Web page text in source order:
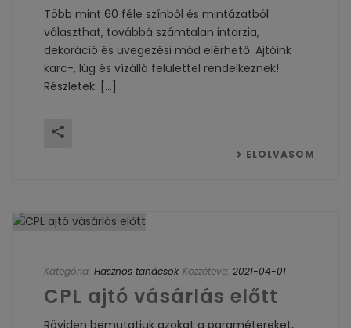
Több mint 60 féle színből és mintázatból
választhat, továbbá számtalan intarzia,
dekoráció és üvegezési mód elérhető. Ajtóink
karc-, lúg és vízálló felülettel rendelkeznek!
Részletek: [...]
ELOLVASOM
Kategória: Hasznos tanácsok Közzétéve: 2021-04-01
CPL ajtó vásárlás előtt
Röviden bemutatjuk azokat a paramétereket,